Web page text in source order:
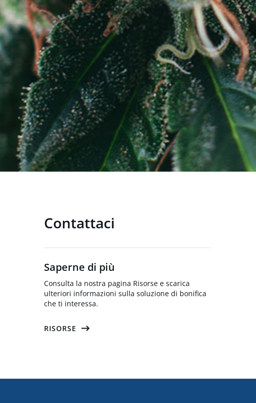
Contattaci
Saperne di più
Consulta la nostra pagina Risorse e scarica
ulteriori informazioni sulla soluzione di bonifica
che ti interessa.
RISORSE